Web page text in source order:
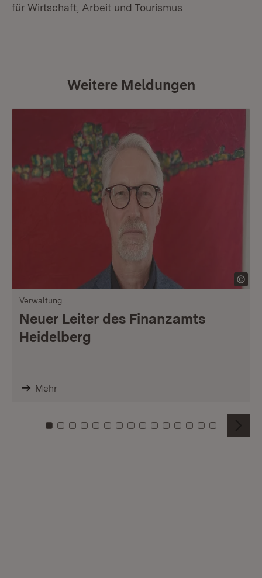
für Wirtschaft, Arbeit und Tourismus
Weitere Meldungen
Verwaltung
Neuer Leiter des Finanzamts
Heidelberg
Mehr
Zu Kachel: 0
Zu Kachel: 1
Zu Kachel: 2
Zu Kachel: 3
Zu Kachel: 4
Zu Kachel: 5
Zu Kachel: 6
Zu Kachel: 7
Zu Kachel: 8
Zu Kachel: 9
Zu Kachel: 10
Zu Kachel: 11
Zu Kachel: 12
Zu Kachel:
Zu